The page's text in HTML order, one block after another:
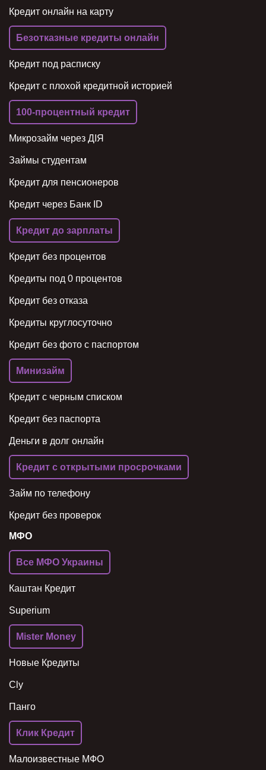
Кредит онлайн на карту
Безотказные кредиты онлайн
Кредит под расписку
Кредит с плохой кредитной историей
100-процентный кредит
Микрозайм через ДІЯ
Займы студентам
Кредит для пенсионеров
Кредит через Банк ID
Кредит до зарплаты
Кредит без процентов
Кредиты под 0 процентов
Кредит без отказа
Кредиты круглосуточно
Кредит без фото с паспортом
Минизайм
Кредит с черным списком
Кредит без паспорта
Деньги в долг онлайн
Кредит с открытыми просрочками
Займ по телефону
Кредит без проверок
МФО
Все МФО Украины
Каштан Кредит
Superium
Mister Money
Новые Кредиты
Cly
Панго
Клик Кредит
Малоизвестные МФО